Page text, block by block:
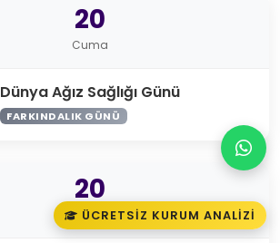
20
Cuma
Dünya Ağız Sağlığı Günü
FARKINDALIK GÜNÜ
20
Cuma
ÜCRETSIZ KURUM ANALIZI